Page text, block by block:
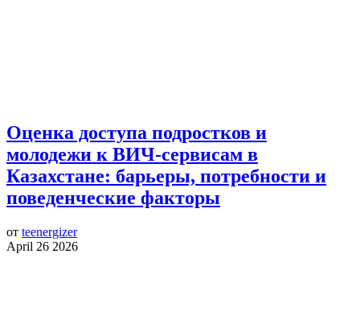
Оценка доступа подростков и
молодежи к ВИЧ-сервисам в
Казахстане: барьеры, потребности и
поведенческие факторы
от teenergizer
April 26 2026